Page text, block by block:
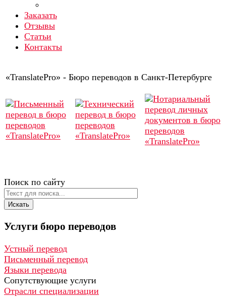
Заказать
Отзывы
Статьи
Контакты
«TranslatePro» - Бюро переводов в Санкт-Петербурге
Поиск по сайту
Искать
Услуги бюро переводов
Устный перевод
Письменный перевод
Языки перевода
Сопутствующие услуги
Отрасли специализации